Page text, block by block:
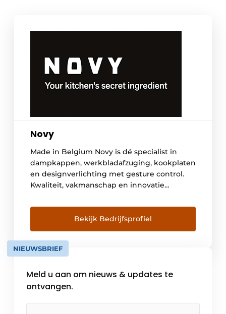
Novy
Made in Belgium Novy is dé specialist in
dampkappen, werkbladafzuging, kookplaten
en designverlichting met gesture control.
Kwaliteit, vakmanschap en innovatie
bedrijf. De ontwikkeling en productie
gebeuren in Kuurne, West-Vlaanderen.
Vandaag werken er bij Novy zo’n
driehonderd mensen en is het bedrijf
marktleider op vlak van dampkappen in
Bekijk Bedrijfsprofiel
NIEUWSBRIEF
Meld u aan om nieuws & updates te
ontvangen.